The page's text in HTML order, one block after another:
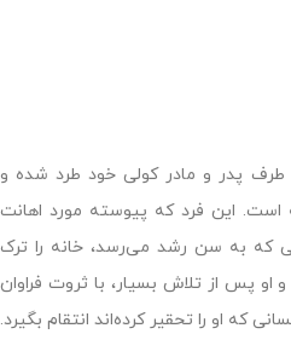
طرف پدر و مادر کولی خود طرد شده و
است. این فرد که پیوسته مورد اهانت
که به سن رشد می‌رسد، خانه را ترک
او پس از تلاش بسیار، با ثروت فراوان
که او را تحقیر کرده‌اند انتقام بگیرد.